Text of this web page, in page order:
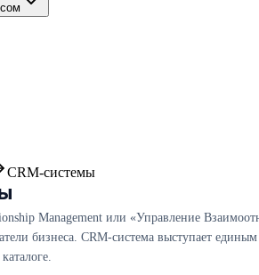
CRM-системы
Management или «Управление
бизнеса. CRM-система выступает